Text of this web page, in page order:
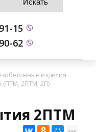
15
62
изделия
(ПТМ, 2ПТМ, 2П)
2ПТМ